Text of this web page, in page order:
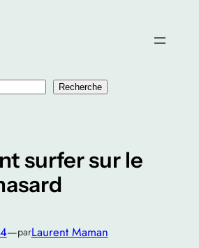
Recherche
surfer sur le
—parLaurent Maman